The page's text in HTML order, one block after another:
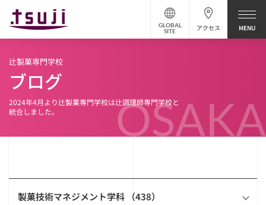
アクセス
GLOBAL
SITE
OSAKA
辻製菓専門学校
ブログ
2024年4月より辻製菓専門学校は辻調理師専門学校と
統合しました。
製菓技術マネジメント学科 （438）